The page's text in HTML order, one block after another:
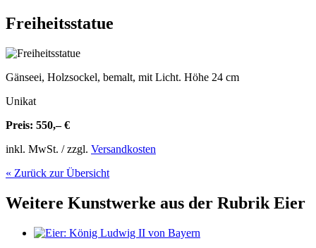
Freiheitsstatue
Gänseei, Holzsockel, bemalt, mit Licht. Höhe 24 cm
Unikat
Preis: 550,– €
inkl. MwSt. / zzgl. Versandkosten
« Zurück zur Übersicht
Weitere Kunstwerke aus der Rubrik Eier